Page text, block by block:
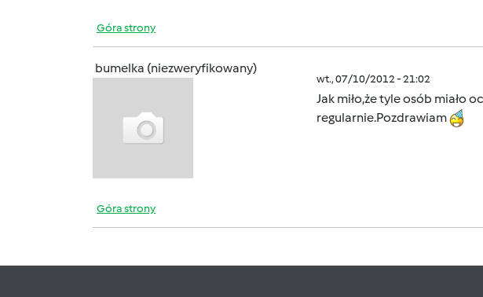
Góra strony
bumelka (niezweryfikowany)
wt., 07/10/2012 - 21:02
Jak miło,że tyle osób miało
regularnie.Pozdrawiam
Góra strony